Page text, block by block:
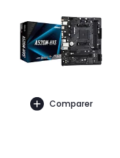
Comparer